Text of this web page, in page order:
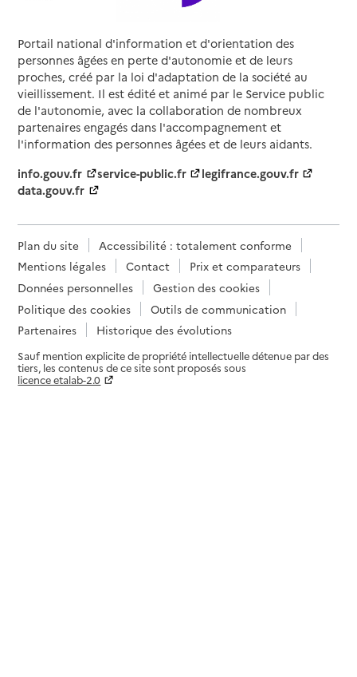
Portail national d'information et d'orientation des
personnes âgées en perte d'autonomie et de leurs
proches, créé par la loi d'adaptation de la société au
vieillissement. Il est édité et animé par le Service public
de l'autonomie, avec la collaboration de nombreux
partenaires engagés dans l'accompagnement et
l'information des personnes âgées et de leurs aidants.
info.gouv.fr
service-public.fr
legifrance.gouv.fr
data.gouv.fr
Plan du site
Accessibilité : totalement conforme
Mentions légales
Contact
Prix et comparateurs
Données personnelles
Gestion des cookies
Politique des cookies
Outils de communication
Partenaires
Historique des évolutions
Sauf mention explicite de propriété intellectuelle détenue par des
tiers, les contenus de ce site sont proposés sous
licence etalab-2.0